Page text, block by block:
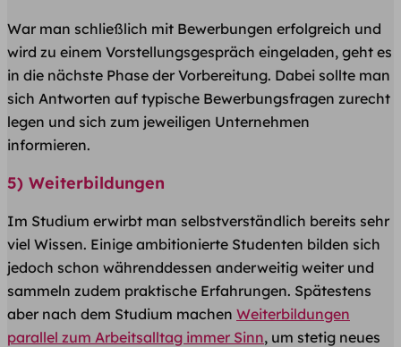
War man schließlich mit Bewerbungen erfolgreich und
wird zu einem Vorstellungsgespräch eingeladen, geht es
in die nächste Phase der Vorbereitung. Dabei sollte man
sich Antworten auf typische Bewerbungsfragen zurecht
legen und sich zum jeweiligen Unternehmen
informieren.
5) Weiterbildungen
Im Studium erwirbt man selbstverständlich bereits sehr
viel Wissen. Einige ambitionierte Studenten bilden sich
jedoch schon währenddessen anderweitig weiter und
sammeln zudem praktische Erfahrungen. Spätestens
aber nach dem Studium machen Weiterbildungen
parallel zum Arbeitsalltag immer Sinn, um stetig neues